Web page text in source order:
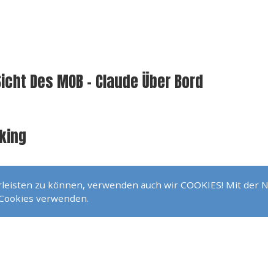
Des MOB - Claude Über Bord
38
zu können, verwenden auch wir COOKIES! Mit der
verwenden.